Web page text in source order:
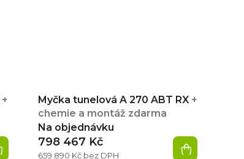
+
Myčka tunelová A 270 ABT RX +
chemie a montáž zdarma
Na objednávku
659 890 Kč bez DPH
798 467 Kč